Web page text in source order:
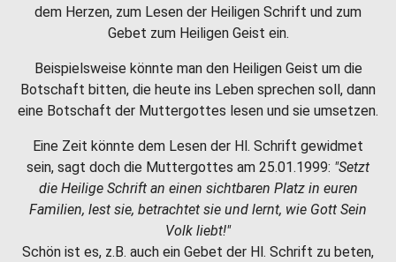
dem Herzen, zum Lesen der Heiligen Schrift und zum
Gebet zum Heiligen Geist ein.
Beispielsweise könnte man den Heiligen Geist um die
Botschaft bitten, die heute ins Leben sprechen soll, dann
eine Botschaft der Muttergottes lesen und sie umsetzen.
Eine Zeit könnte dem Lesen der Hl. Schrift gewidmet
sein, sagt doch die Muttergottes am 25.01.1999: "Setzt
die Heilige Schrift an einen sichtbaren Platz in euren
Familien, lest sie, betrachtet sie und lernt, wie Gott Sein
Volk liebt!"
Schön ist es, z.B. auch ein Gebet der Hl. Schrift zu beten,